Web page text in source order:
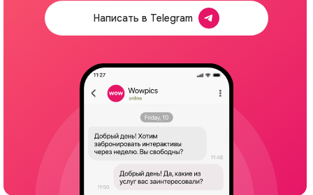
Написать в Telegram